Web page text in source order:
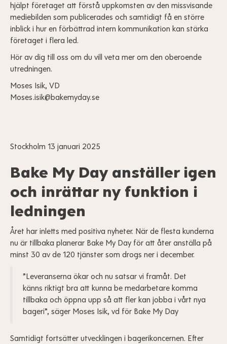
hjälpt företaget att förstå uppkomsten av den missvisande
mediebilden som publicerades och samtidigt få en större
inblick i hur en förbättrad intern kommunikation kan stärka
företaget i flera led.
Hör av dig till oss om du vill veta mer om den oberoende
utredningen.
Moses Isik, VD
Moses.isik@bakemyday.se
Stockholm 13 januari 2025
Bake My Day anställer igen
och inrättar ny funktion i
ledningen
Året har inletts med positiva nyheter. När de flesta kunderna
nu är tillbaka planerar Bake My Day för att åter anställa på
minst 30 av de 120 tjänster som drogs ner i december.
”Leveranserna ökar och nu satsar vi framåt. Det
känns riktigt bra att kunna be medarbetare komma
tillbaka och öppna upp så att fler kan jobba i vårt nya
bageri”, säger Moses Isik, vd för Bake My Day
Samtidigt fortsätter utvecklingen i bagerikoncernen. Efter